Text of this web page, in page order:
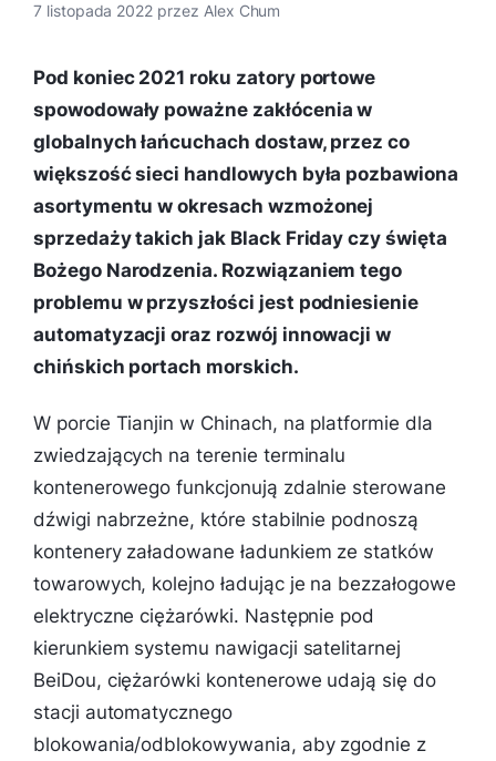
7 listopada 2022 przez Alex Chum
Pod koniec 2021 roku zatory portowe
spowodowały poważne zakłócenia w
globalnych łańcuchach dostaw, przez co
większość sieci handlowych była pozbawiona
asortymentu w okresach wzmożonej
sprzedaży takich jak Black Friday czy święta
Bożego Narodzenia. Rozwiązaniem tego
problemu w przyszłości jest podniesienie
automatyzacji oraz rozwój innowacji w
chińskich portach morskich.
W porcie Tianjin w Chinach, na platformie dla
zwiedzających na terenie terminalu
kontenerowego funkcjonują zdalnie sterowane
dźwigi nabrzeżne, które stabilnie podnoszą
kontenery załadowane ładunkiem ze statków
towarowych, kolejno ładując je na bezzałogowe
elektryczne ciężarówki. Następnie pod
kierunkiem systemu nawigacji satelitarnej
BeiDou, ciężarówki kontenerowe udają się do
stacji automatycznego
blokowania/odblokowywania, aby zgodnie z